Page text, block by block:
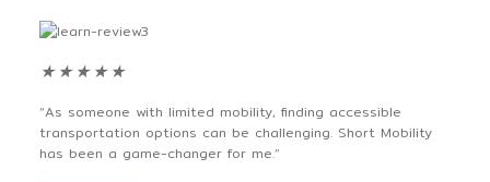
“As someone with limited mobility, finding accessible
transportation options can be challenging. Short Mobility
has been a game-changer for me.”
★ ★ ★ ★ ★